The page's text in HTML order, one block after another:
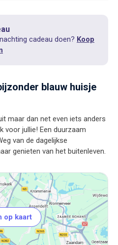
cadeau doen? Koop
blauw huisje
maar dan net even iets anders
voor jullie! Een duurzaam
van de dagelijkse
op kaart